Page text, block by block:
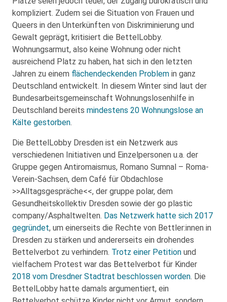
kompliziert. Zudem sei die Situation von Frauen und
Queers in den Unterkünften von Diskriminierung und
Gewalt geprägt, kritisiert die BettelLobby.
Wohnungsarmut, also keine Wohnung oder nicht
ausreichend Platz zu haben, hat sich in den letzten
Jahren zu einem flächendeckenden Problem in ganz
Deutschland entwickelt. In diesem Winter sind laut der
Bundesarbeitsgemeinschaft Wohnungslosenhilfe in
Deutschland bereits mindestens 20 Wohnungslose an
Kälte gestorben.
Die BettelLobby Dresden ist ein Netzwerk aus
verschiedenen Initiativen und Einzelpersonen u.a. der
Gruppe gegen Antiromaismus, Romano Sumnal – Roma-
Verein-Sachsen, dem Café für Obdachlose
>>Alltagsgespräche<<, der gruppe polar, dem
Gesundheitskollektiv Dresden sowie der go plastic
company/Asphaltwelten. Das Netzwerk hatte sich 2017
gegründet, um einerseits die Rechte von Bettler:innen in
Dresden zu stärken und andererseits ein drohendes
Bettelverbot zu verhindern. Trotz einer Petition und
vielfachem Protest war das Bettelverbot für Kinder
2018 vom Dresdner Stadtrat beschlossen worden. Die
BettelLobby hatte damals argumentiert, ein